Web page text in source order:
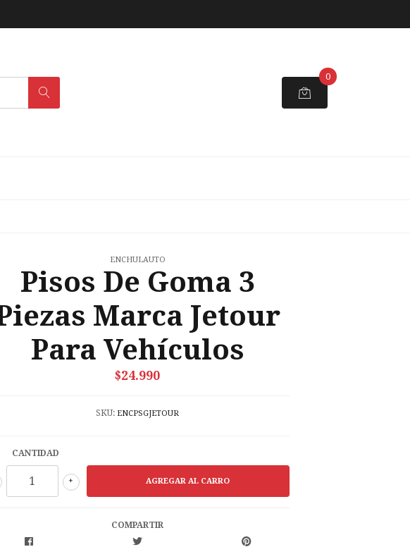
0
ENCHULAUTO
Pisos De Goma 3
Marca Jetour
Para Vehículos
$24.990
SKU: ENCPSGJETOUR
CANTIDAD
+
COMPARTIR